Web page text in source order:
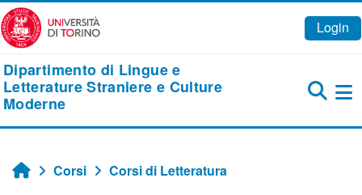
Vai al contenuto principale
Login
Dipartimento di Lingue e
Letterature Straniere e Culture
Moderne
Home
Corsi
Corsi di Letteratura